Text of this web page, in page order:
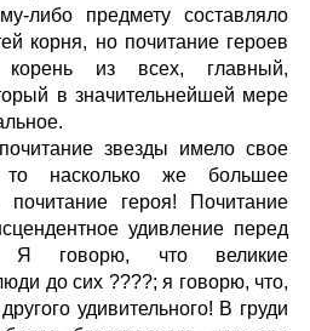
либо предмету составляло
корня, но почитание героев
из всех, главный,
в значительнейшей мере
звезды имело свое
то насколько же большее
героя! Почитание
удивление перед
Я говорю, что великие
до сих ????; я говорю, что,
удивительного! В груди